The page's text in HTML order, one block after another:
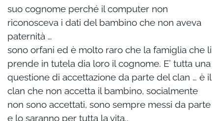
suo cognome perché il computer non
riconosceva i dati del bambino che non aveva
paternità …
sono orfani ed è molto raro che la famiglia che li
prende in tutela dia loro il cognome. E’ tutta una
questione di accettazione da parte del clan … è il
clan che non accetta il bambino, socialmente
non sono accettati, sono sempre messi da parte
e lo saranno per tutta la vita..